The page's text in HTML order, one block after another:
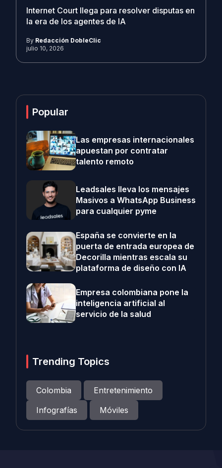
Internet Court llega para resolver disputas en
la era de los agentes de IA
By Redacción DobleClic
julio 10, 2026
Popular
Las empresas internacionales
apuestan por contratar
talento remoto
Leadsales lleva los mensajes
Masivos a WhatsApp Business
para cualquier pyme
España se convierte en la
puerta de entrada europea de
Decorilla mientras escala su
plataforma de diseño con IA
Empresa colombiana pone la
inteligencia artificial al
servicio de la salud
Trending Topics
Colombia
Entretenimiento
Infografías
Móviles